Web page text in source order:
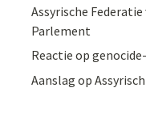
Assyrische
Parlement
Reactie op
Aanslag op